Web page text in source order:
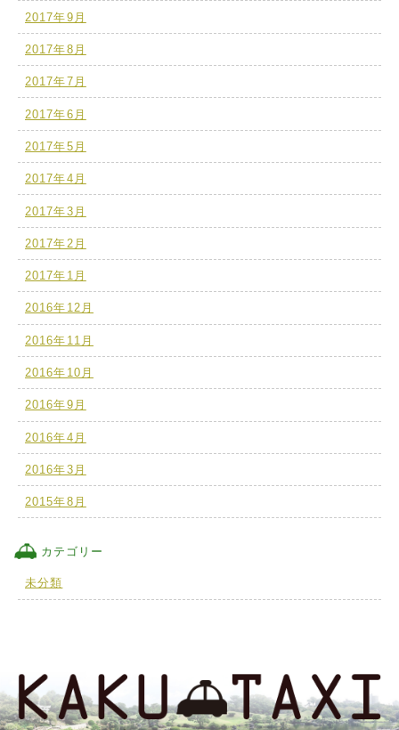
2017年9月
2017年8月
2017年7月
2017年6月
2017年5月
2017年4月
2017年3月
2017年2月
2017年1月
2016年12月
2016年11月
2016年10月
2016年9月
2016年4月
2016年3月
2015年8月
カテゴリー
未分類